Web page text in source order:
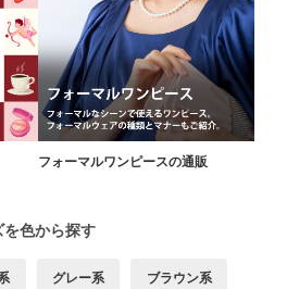
フォーマルワンピースの通販
色から探す
グレー系 ブラウン系